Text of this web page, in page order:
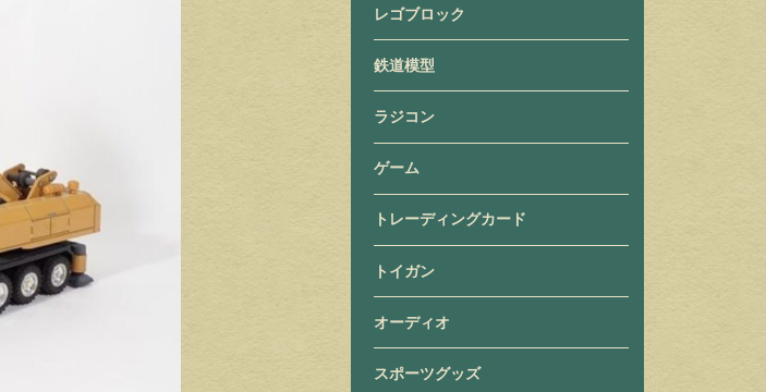
レゴブロック
鉄道模型
ラジコン
ゲーム
トレーディングカード
トイガン
オーディオ
スポーツグッズ